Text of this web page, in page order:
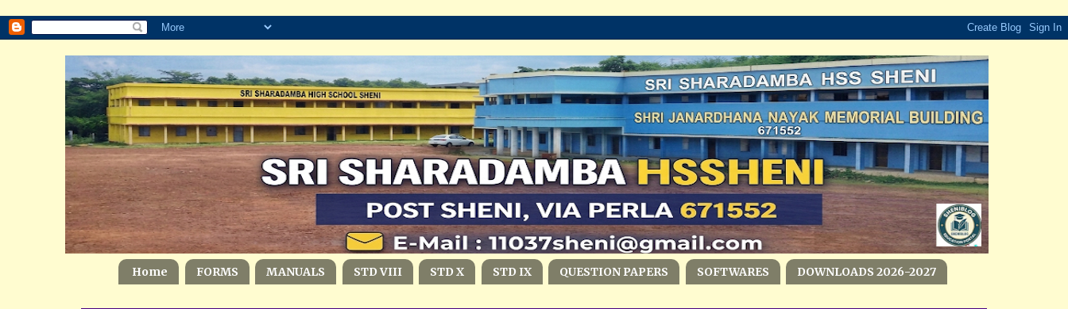
Home FORMS MANUALS STD VIII STD X STD IX QUESTION PAPERS SOFTWARES DOWNLOADS 2026-2027